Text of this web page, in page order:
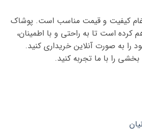
باشد.
گزینه
ممکن
است
کیفیت و قیمت مناسب است. پوشاک
کرده است تا به راحتی و با اطمینان،
را به صورت آنلاین خریداری کنید.
را با ما تجربه کنید.